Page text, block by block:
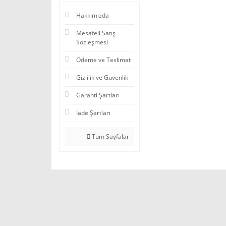
Hakkımızda
Mesafeli Satış
Sözleşmesi
Ödeme ve Teslimat
Gizlilik ve Güvenlik
Garanti Şartları
İade Şartları
Tüm Sayfalar